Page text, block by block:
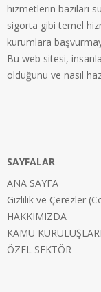
hizmetlerin bazıları
sigorta gibi temel
kurumlara
Bu web sitesi,
olduğunu ve nasıl
SAYFALAR
ANA SAYFA
Gizlilik ve Çerezler
HAKKIMIZDA
KAMU KURULUŞLARI
ÖZEL SEKTÖR